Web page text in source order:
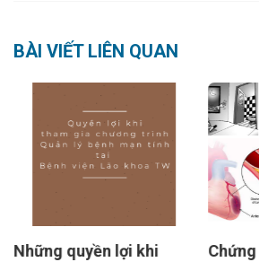
BÀI VIẾT LIÊN QUAN
Những quyền lợi khi